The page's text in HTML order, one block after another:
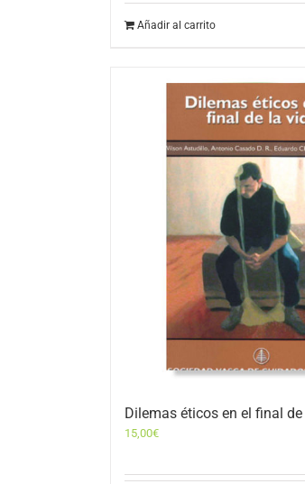
Añadir al carrito
Dilemas éticos en el final
15,00€